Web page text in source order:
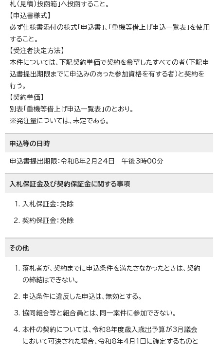
札（見積）投函箱」へ投函すること。
【申込書様式】
必ず仕様書添付の様式「申込書」、「重機等借上げ申込一覧表」を使用
すること。
【受注者決定方法】
本件については、下記契約単価で契約を希望したすべての者（下記申
込書提出期限までに申込みのあった参加資格を有する者）と契約を
行う。
【契約単価】
別表「重機等借上げ申込一覧表」のとおり。
※発注量については、未定である。
申込等の日時
申込書提出期限：令和8年2月24日 午後3時00分
入札保証金及び契約保証金に関する事項
入札保証金：免除
契約保証金：免除
その他
落札者が、契約までに申込条件を満たさなかったときは、契約
の締結はできない。
申込条件に違反した申込は、無効とする。
協同組合等と組合員とは、同一案件に参加できない。
本件の契約については、令和8年度歳入歳出予算が3月議会
において可決された場合、令和8年4月1日に確定するものと